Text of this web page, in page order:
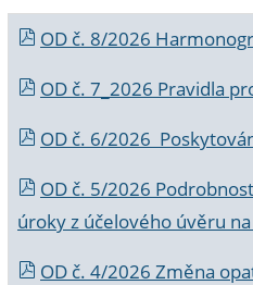
OD č. 8/2026
OD č. 7_2026 Pravidla
OD č. 6/2026
OD č. 5/2026
úroky z účelového úvěru
OD č. 4/2026 Změna